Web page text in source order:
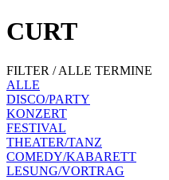
CURT
FILTER / ALLE TERMINE
ALLE
DISCO/PARTY
KONZERT
FESTIVAL
THEATER/TANZ
COMEDY/KABARETT
LESUNG/VORTRAG